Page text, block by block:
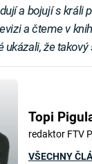
a bojují s králi
a čteme v
že takový
Topi
redaktor FTV
VŠECHNY